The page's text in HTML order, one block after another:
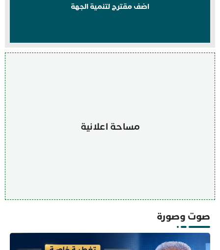
اضف مقترح لتنمية الجهة
مساحة اعلانية
صوت وصورة